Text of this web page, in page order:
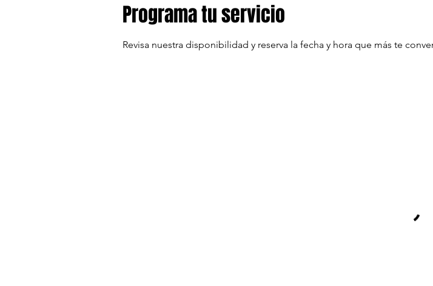
Programa tu servicio
Revisa nuestra disponibilidad y reserva la fecha y hora que más te